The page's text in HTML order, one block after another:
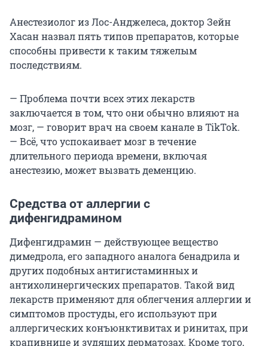
Анестезиолог из Лос-Анджелеса, доктор Зейн
Хасан назвал пять типов препаратов, которые
способны привести к таким тяжелым
последствиям.
— Проблема почти всех этих лекарств
заключается в том, что они обычно влияют на
мозг, — говорит врач на своем канале в TikTok.
— Всё, что успокаивает мозг в течение
длительного периода времени, включая
анестезию, может вызвать деменцию.
Средства от аллергии с
дифенгидрамином
Дифенгидрамин — действующее вещество
димедрола, его западного аналога бенадрила и
других подобных антигистаминных и
антихолинергических препаратов. Такой вид
лекарств применяют для облегчения аллергии и
симптомов простуды, его используют при
аллергических конъюнктивитах и ринитах, при
крапивнице и зудящих дерматозах. Кроме того,